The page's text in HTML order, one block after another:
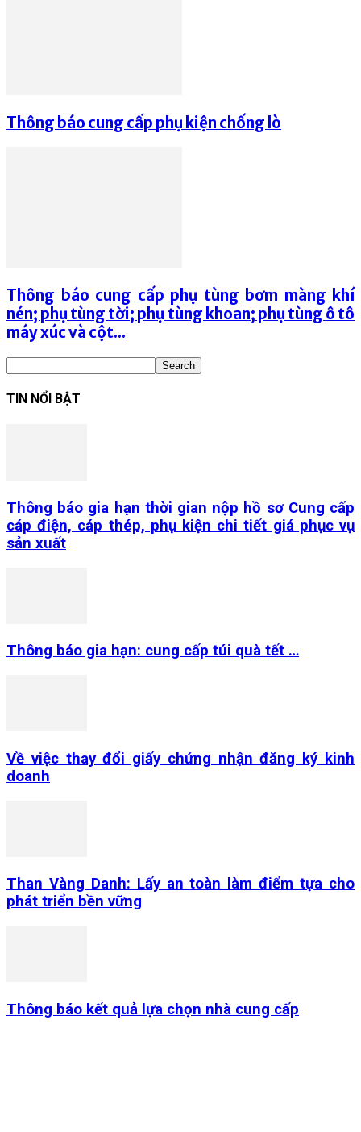
Thông báo cung cấp phụ kiện chống lò
Thông báo cung cấp phụ tùng bơm màng khí
nén; phụ tùng tời; phụ tùng khoan; phụ tùng ô tô
máy xúc và cột...
TIN NỔI BẬT
Thông báo gia hạn thời gian nộp hồ sơ Cung cấp
cáp điện, cáp thép, phụ kiện chi tiết giá phục vụ
sản xuất
Thông báo gia hạn: cung cấp túi quà tết …
Về việc thay đổi giấy chứng nhận đăng ký kinh
doanh
Than Vàng Danh: Lấy an toàn làm điểm tựa cho
phát triển bền vững
Thông báo kết quả lựa chọn nhà cung cấp